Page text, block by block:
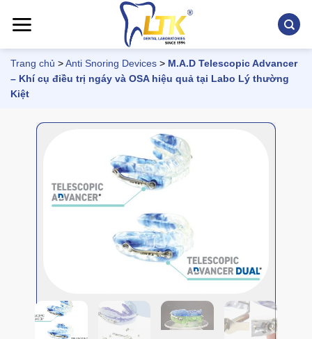
đến
dungTrang chủ >Anti Snoring Devices > M.A.D Telescopic Advancer
– Khí cụ điều trị ngáy và OSA hiệu quả tại Labo Lý thường
Kiệt